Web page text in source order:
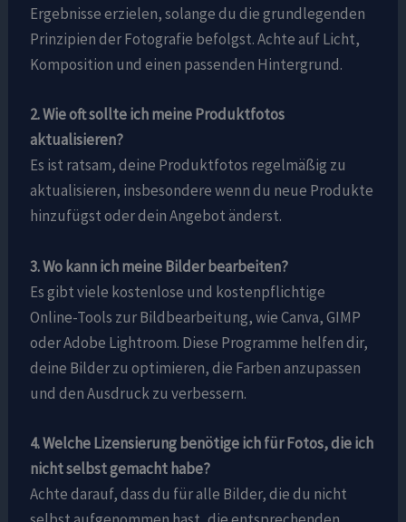
Ergebnisse erzielen, solange du die grundlegenden
Prinzipien der Fotografie befolgst. Achte auf Licht,
Komposition und einen passenden Hintergrund.
2. Wie oft sollte ich meine Produktfotos
aktualisieren?
Es ist ratsam, deine Produktfotos regelmäßig zu
aktualisieren, insbesondere wenn du neue Produkte
hinzufügst oder dein Angebot änderst.
3. Wo kann ich meine Bilder bearbeiten?
Es gibt viele kostenlose und kostenpflichtige
Online-Tools zur Bildbearbeitung, wie Canva, GIMP
oder Adobe Lightroom. Diese Programme helfen dir,
deine Bilder zu optimieren, die Farben anzupassen
und den Ausdruck zu verbessern.
4. Welche Lizensierung benötige ich für Fotos, die ich
nicht selbst gemacht habe?
Achte darauf, dass du für alle Bilder, die du nicht